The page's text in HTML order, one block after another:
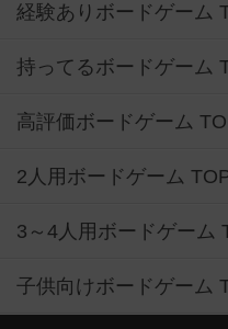
経験ありボードゲーム
持ってるボードゲーム
高評価ボードゲーム
2人用ボードゲーム
3～4人用ボードゲーム
子供向けボードゲーム